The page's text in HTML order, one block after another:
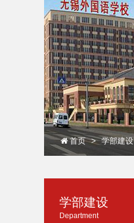
首页 学部建设
学部建设
Department